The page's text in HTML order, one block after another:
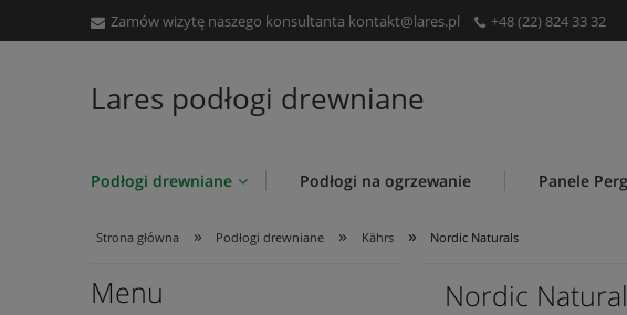
Zamów wizytę naszego konsultanta kontakt@lares.pl +48 (22) 824 33 32
Lares podłogi drewniane
Podłogi drewniane Podłogi na ogrzewanie Panele
Strona główna » Podłogi drewniane » Kährs » Nordic Naturals
Menu Nordic